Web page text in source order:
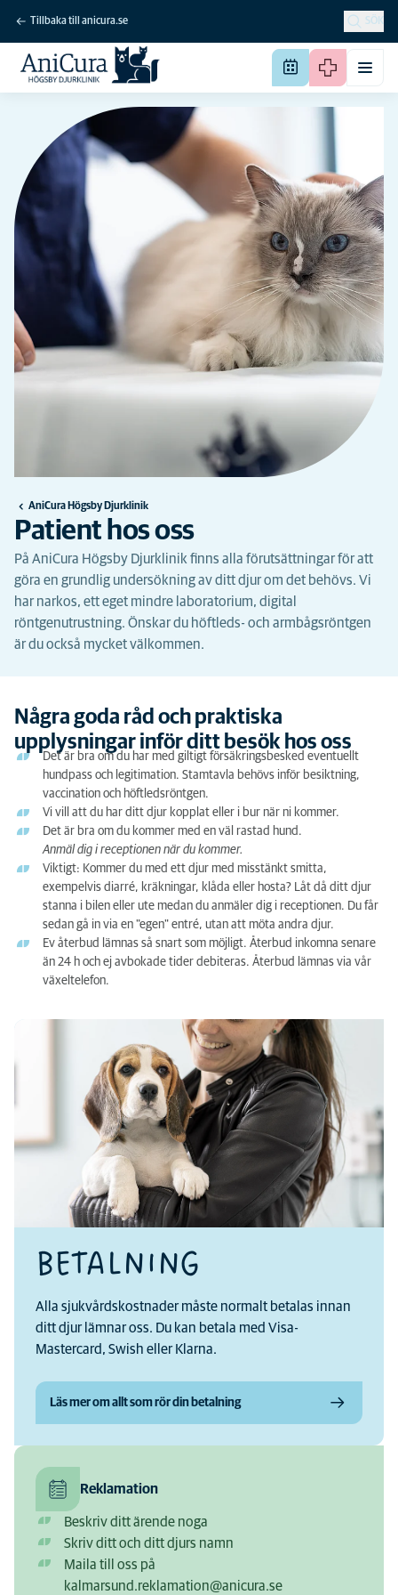
Tillbaka till anicura.se SÖK
AniCura Högsby Djurklinik
Patient hos oss
På AniCura Högsby Djurklinik finns alla förutsättningar för att
göra en grundlig undersökning av ditt djur om det behövs. Vi
har narkos, ett eget mindre laboratorium, digital
röntgenutrustning. Önskar du höftleds- och armbågsröntgen
är du också mycket välkommen.
Några goda råd och praktiska
upplysningar inför ditt besök hos oss
Det är bra om du har med giltigt försäkringsbesked eventuellt
hundpass och legitimation. Stamtavla behövs inför besiktning,
vaccination och höftledsröntgen.
Vi vill att du har ditt djur kopplat eller i bur när ni kommer.
Det är bra om du kommer med en väl rastad hund.
Anmäl dig i receptionen när du kommer.
Viktigt: Kommer du med ett djur med misstänkt smitta,
exempelvis diarré, kräkningar, klåda eller hosta? Låt då ditt djur
stanna i bilen eller ute medan du anmäler dig i receptionen. Du får
sedan gå in via en "egen" entré, utan att möta andra djur.
Ev återbud lämnas så snart som möjligt. Återbud inkomna senare
än 24 h och ej avbokade tider debiteras. Återbud lämnas via vår
växeltelefon.
BETALNING
Alla sjukvårdskostnader måste normalt betalas innan
ditt djur lämnar oss. Du kan betala med Visa-
Mastercard, Swish eller Klarna.
Läs mer om allt som rör din betalning
Reklamation
Beskriv ditt ärende noga
Skriv ditt och ditt djurs namn
Maila till oss på
kalmarsund.reklamation@anicura.se